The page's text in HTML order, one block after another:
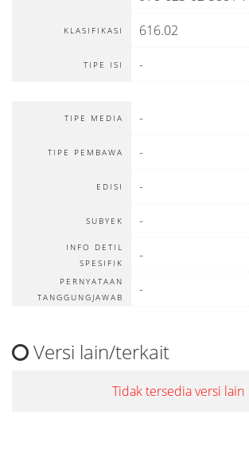
KLASIFIKASI 616.02
TIPE ISI -
TIPE MEDIA -
TIPE PEMBAWA -
EDISI -
SUBYEK -
INFO DETIL
SPESIFIK
-
PERNYATAAN
TANGGUNGJAWAB
-
Versi lain/terkait
Tidak tersedia versi lain